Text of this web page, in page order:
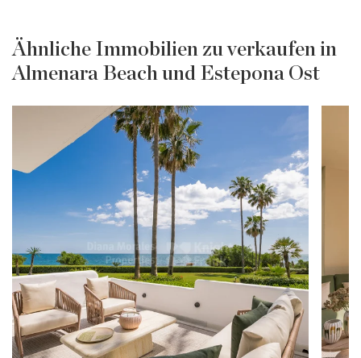
Ähnliche Immobilien zu verkaufen in
Almenara Beach und Estepona Ost